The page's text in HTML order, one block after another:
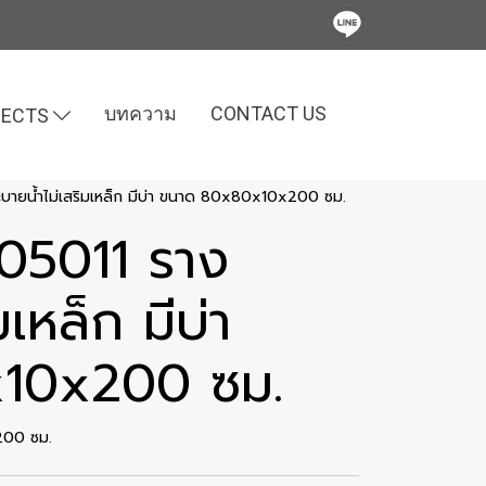
บทความ CONTACT US
ายน้ำไม่เสริมเหล็ก มีบ่า ขนาด 80x80x10x200 ซม.
ราง
เหล็ก มีบ่า
ซม.
ซม.